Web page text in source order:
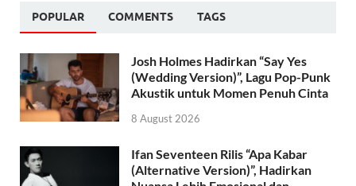
POPULAR COMMENTS TAGS
Josh Holmes Hadirkan “Say Yes
(Wedding Version)”, Lagu Pop-Punk
Akustik untuk Momen Penuh Cinta
8 August 2026
Ifan Seventeen Rilis “Apa Kabar
(Alternative Version)”, Hadirkan